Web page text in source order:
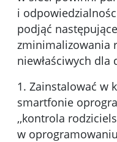
i
podjąć
zminimalizowania
niewłaściwych dla
1. Zainstalować w
smartfonie
,,kontrola
w